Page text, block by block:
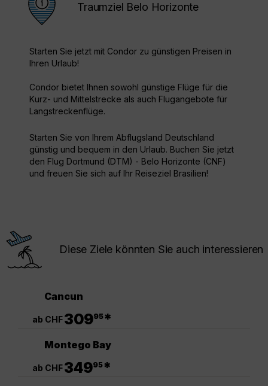
Traumziel Belo Horizonte
Starten Sie jetzt mit Condor zu günstigen Preisen in
Ihren Urlaub!
Condor bietet Ihnen sowohl günstige Flüge für die
Kurz- und Mittelstrecke als auch Flugangebote für
Langstreckenflüge.
Starten Sie von Ihrem Abflugsland Deutschland
günstig und bequem in den Urlaub. Buchen Sie jetzt
den Flug Dortmund (DTM) - Belo Horizonte (CNF)
und freuen Sie sich auf Ihr Reiseziel Brasilien!
Diese Ziele könnten Sie auch interessieren
Cancun
ab CHF30995*
Montego Bay
ab CHF34995*